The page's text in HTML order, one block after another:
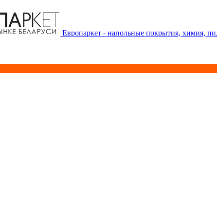
Европаркет - напольные покрытия, химия,